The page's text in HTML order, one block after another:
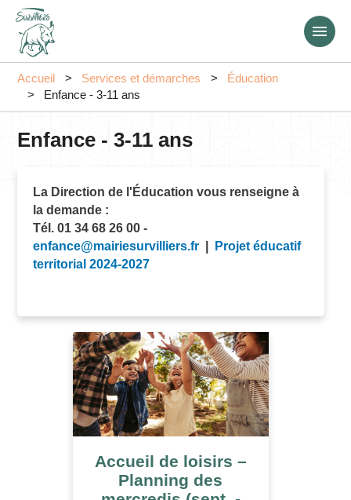
Accueil Services et démarches
Éducation
Enfance - 3-11 ans
Enfance - 3-11 ans
La Direction de l'Éducation vous renseigne à
la demande :
Tél. 01 34 68 26 00 -
enfance@mairiesurvilliers.fr
Projet éducatif
territorial 2024-2027
Accueil de loisirs –
Planning des